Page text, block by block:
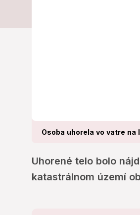
Osoba uhorela vo vatre
Uhorené telo bolo
katastrálnom území
Uhorené telo bolo
katastrálnom